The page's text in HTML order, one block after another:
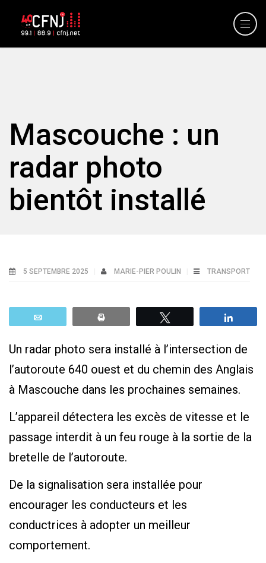
Mascouche : un
radar photo
bientôt installé
5 SEPTEMBRE 2025 MARIE-PIER POULIN TRANSPORT
Un radar photo sera installé à l’intersection de
l’autoroute 640 ouest et du chemin des Anglais
à Mascouche dans les prochaines semaines.
L’appareil détectera les excès de vitesse et le
passage interdit à un feu rouge à la sortie de la
bretelle de l’autoroute.
De la signalisation sera installée pour
encourager les conducteurs et les
conductrices à adopter un meilleur
comportement.